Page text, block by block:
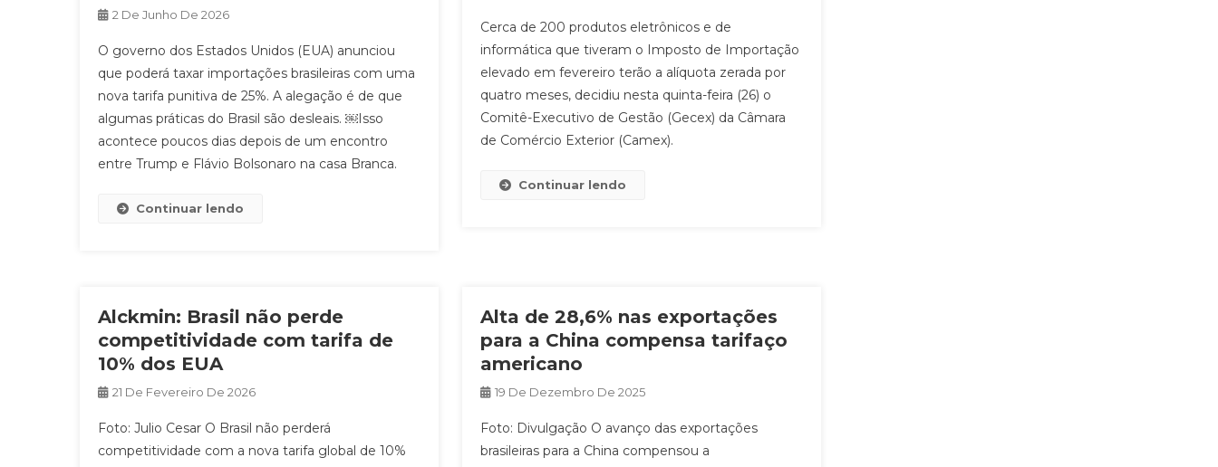
2 De Junho De 2026
O governo dos Estados Unidos (EUA) anunciou
que poderá taxar importações brasileiras com uma
nova tarifa punitiva de 25%. A alegação é de que
algumas práticas do Brasil são desleais. ￼Isso
acontece poucos dias depois de um encontro
entre Trump e Flávio Bolsonaro na casa Branca.
Continuar lendo
Cerca de 200 produtos eletrônicos e de
informática que tiveram o Imposto de Importação
elevado em fevereiro terão a alíquota zerada por
quatro meses, decidiu nesta quinta-feira (26) o
Comitê-Executivo de Gestão (Gecex) da Câmara
de Comércio Exterior (Camex).
Continuar lendo
Alckmin: Brasil não perde
competitividade com tarifa de
10% dos EUA
21 De Fevereiro De 2026
Foto: Julio Cesar O Brasil não perderá
competitividade com a nova tarifa global de 10%
Alta de 28,6% nas exportações
para a China compensa tarifaço
americano
19 De Dezembro De 2025
Foto: Divulgação O avanço das exportações
brasileiras para a China compensou a